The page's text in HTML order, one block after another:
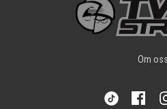
Om oss